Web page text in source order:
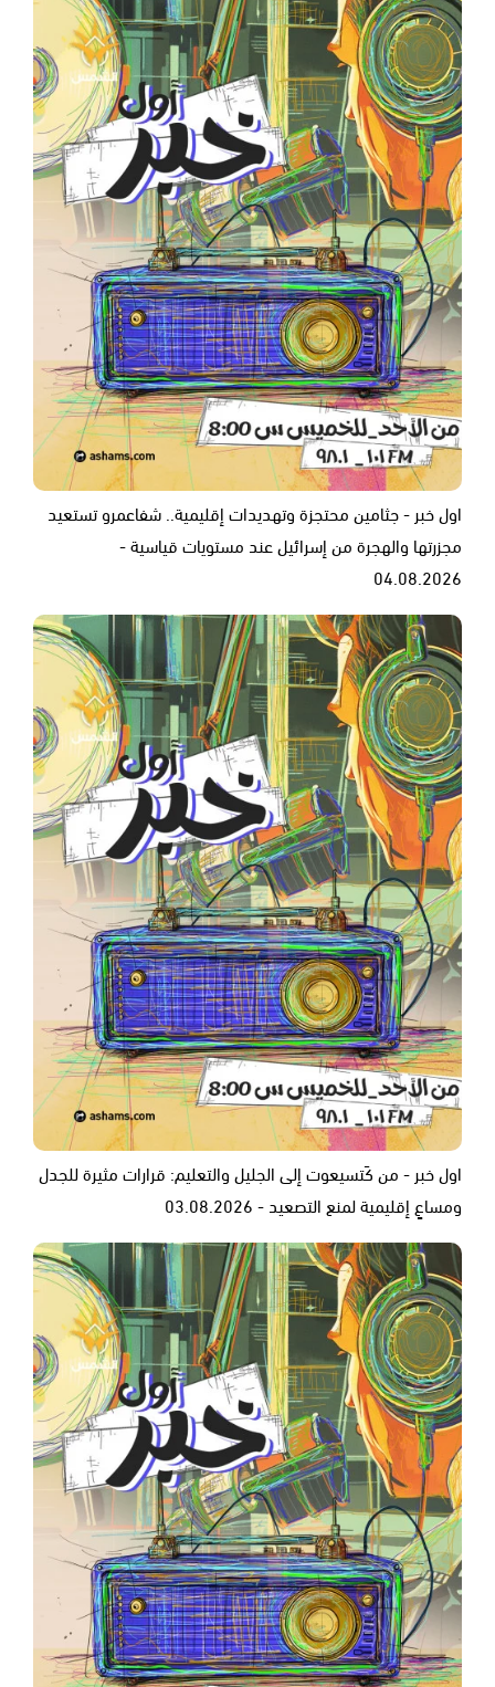
اول خبر - جثامين محتجزة وتهديدات إقليمية.. شفاعمرو تستعيد
مجزرتها والهجرة من إسرائيل عند مستويات قياسية -
04.08.2026
اول خبر - من كَتسيعوت إلى الجليل والتعليم: قرارات مثيرة للجدل
ومساعٍ إقليمية لمنع التصعيد - 03.08.2026